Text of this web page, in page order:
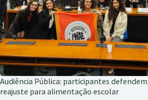
Audiência Pública: participantes
reajuste para alimentação escolar